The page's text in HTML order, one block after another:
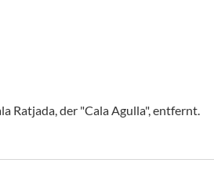
Ratjada, der "Cala Agulla", entfernt.